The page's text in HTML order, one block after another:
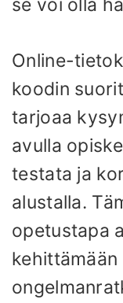
se voi olla
Online-
koodin
tarjoaa
avulla
testata ja
alustalla.
opetustapa